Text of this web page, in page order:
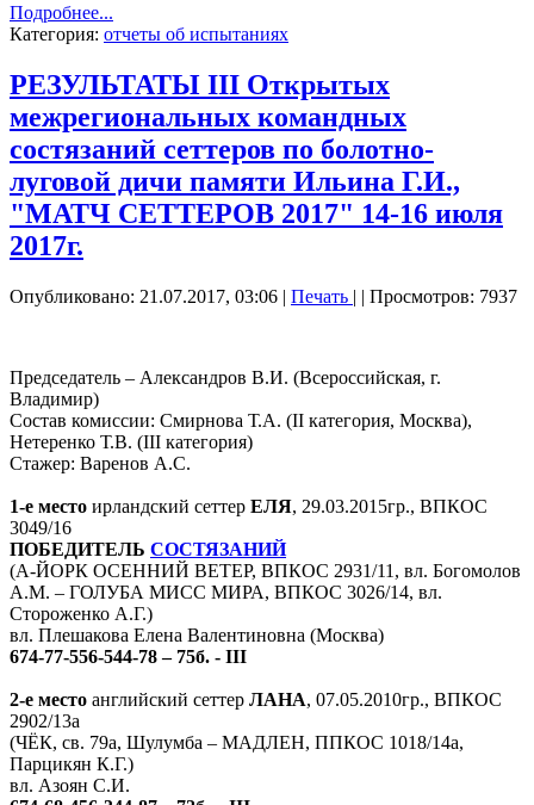
Подробнее...
Категория: отчеты об испытаниях
РЕЗУЛЬТАТЫ III Открытых
межрегиональных командных
состязаний сеттеров по болотно-
луговой дичи памяти Ильина Г.И.,
"МАТЧ СЕТТЕРОВ 2017" 14-16 июля
2017г.
Опубликовано: 21.07.2017, 03:06 | Печать | | Просмотров: 7937
Председатель – Александров В.И. (Всероссийская, г.
Владимир)
Состав комиссии: Смирнова Т.А. (II категория, Москва),
Нетеренко Т.В. (III категория)
Стажер: Варенов А.С.
1-е место ирландский сеттер ЕЛЯ, 29.03.2015гр., ВПКОС
3049/16
ПОБЕДИТЕЛЬ СОСТЯЗАНИЙ
(А-ЙОРК ОСЕННИЙ ВЕТЕР, ВПКОС 2931/11, вл. Богомолов
А.М. – ГОЛУБА МИСС МИРА, ВПКОС 3026/14, вл.
Стороженко А.Г.)
вл. Плешакова Елена Валентиновна (Москва)
674-77-556-544-78 – 75б. - III
2-е место английский сеттер ЛАНА, 07.05.2010гр., ВПКОС
2902/13а
(ЧЁК, св. 79а, Шулумба – МАДЛЕН, ППКОС 1018/14а,
Парцикян К.Г.)
вл. Азоян С.И.